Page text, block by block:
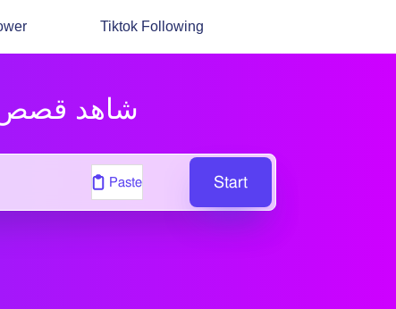
Tiktok Following
شاهد
Paste Start